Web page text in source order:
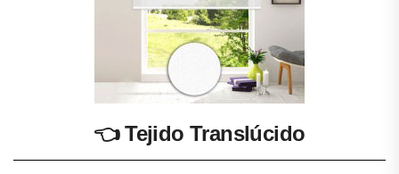
👈Tejido Translúcido